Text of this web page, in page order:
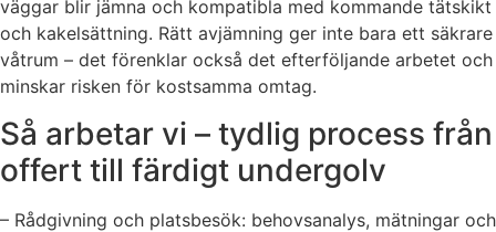
väggar blir jämna och kompatibla med kommande tätskikt
och kakelsättning. Rätt avjämning ger inte bara ett säkrare
våtrum – det förenklar också det efterföljande arbetet och
minskar risken för kostsamma omtag.
Så arbetar vi – tydlig process från
offert till färdigt undergolv
– Rådgivning och platsbesök: behovsanalys, mätningar och